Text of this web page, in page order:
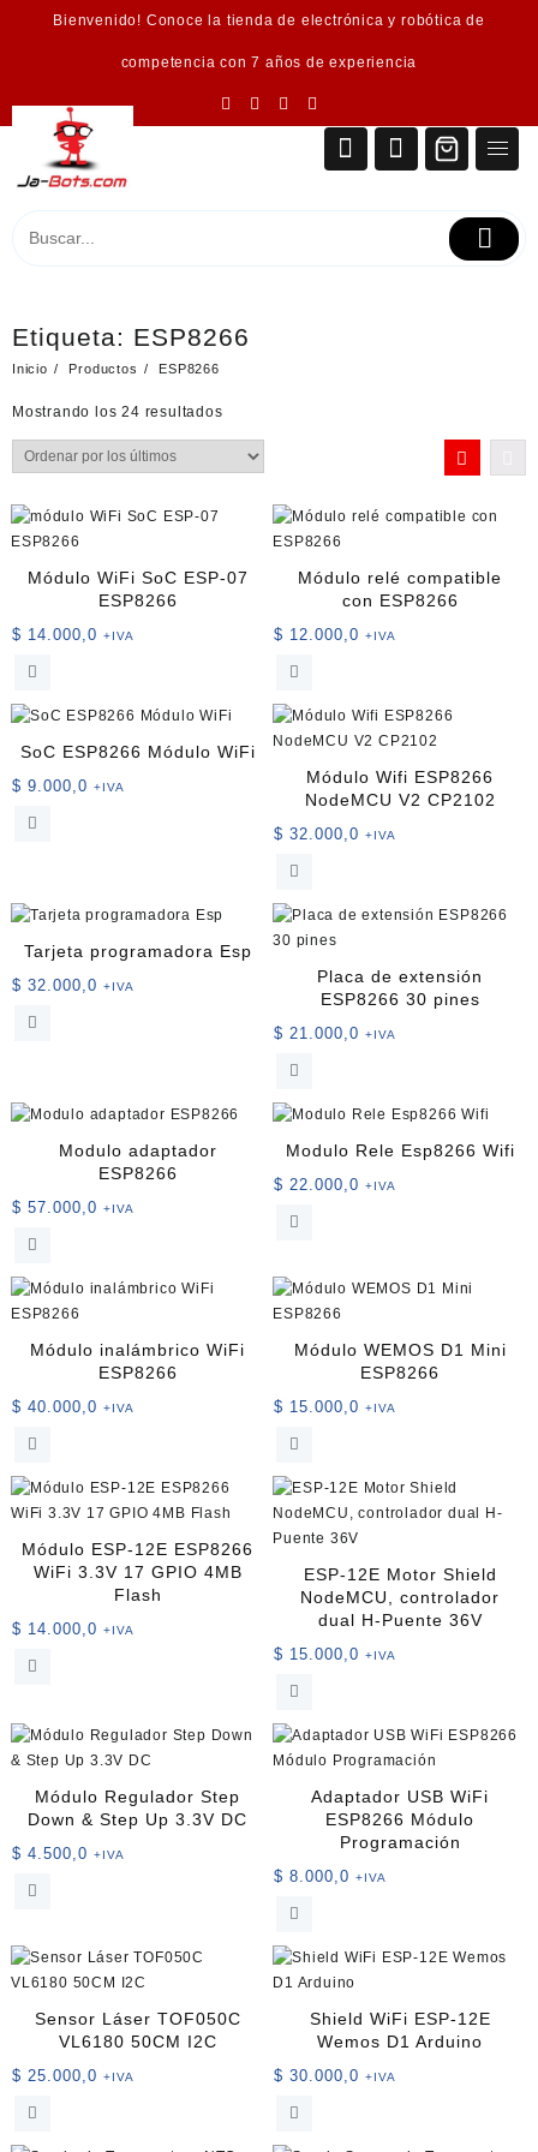
Bienvenido! Conoce la tienda de electrónica y robótica de
competencia con 7 años de experiencia
Etiqueta: ESP8266
Inicio Productos ESP8266
Mostrando los 24 resultadosOrdenado
por
Módulo WiFi SoC ESP-07
ESP8266
$ 14.000,0 +IVA
Módulo relé compatible
con ESP8266
$ 12.000,0 +IVA
SoC ESP8266 Módulo WiFi
$ 9.000,0 +IVA
Módulo Wifi ESP8266
NodeMCU V2 CP2102
$ 32.000,0 +IVA
Tarjeta programadora Esp
$ 32.000,0 +IVA
Placa de extensión
ESP8266 30 pines
$ 21.000,0 +IVA
Modulo adaptador
ESP8266
$ 57.000,0 +IVA
Modulo Rele Esp8266 Wifi
$ 22.000,0 +IVA
Módulo inalámbrico WiFi
ESP8266
$ 40.000,0 +IVA
Módulo WEMOS D1 Mini
ESP8266
$ 15.000,0 +IVA
Módulo ESP-12E ESP8266
WiFi 3.3V 17 GPIO 4MB
Flash
$ 14.000,0 +IVA
ESP-12E Motor Shield
NodeMCU, controlador
dual H-Puente 36V
$ 15.000,0 +IVA
Módulo Regulador Step
Down & Step Up 3.3V DC
$ 4.500,0 +IVA
Adaptador USB WiFi
ESP8266 Módulo
Programación
$ 8.000,0 +IVA
Sensor Láser TOF050C
VL6180 50CM I2C
$ 25.000,0 +IVA
Shield WiFi ESP-12E
Wemos D1 Arduino
$ 30.000,0 +IVA